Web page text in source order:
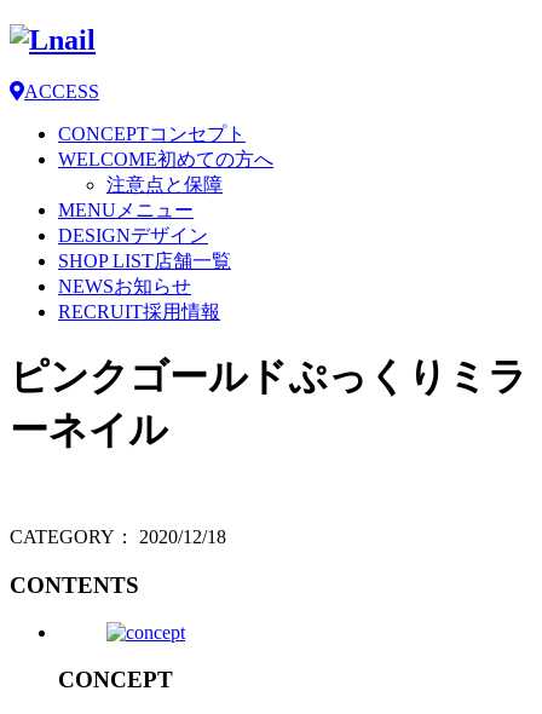
ACCESS
CONCEPTコンセプト
WELCOME初めての方へ
注意点と保障
MENU メニュー
DESIGNデザイン
SHOP LIST店舗一覧
NEWSお知らせ
RECRUIT採用情報
ピンクゴールドぷっくりミラ
ーネイル
CATEGORY： 2020/12/18
CONTENTS
CONCEPT